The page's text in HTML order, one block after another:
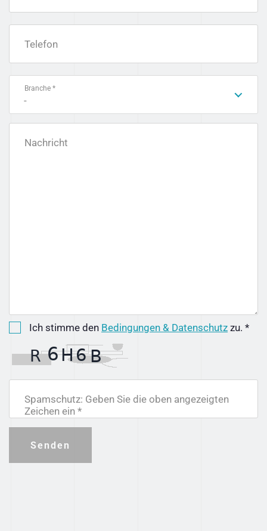
Telefon
Branche *
-
Nachricht
Ich stimme den Bedingungen & Datenschutz zu. *
Spamschutz: Geben Sie die oben angezeigten
Zeichen ein *
Senden